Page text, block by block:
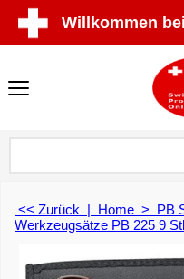
Willkommen
<< Zurück | Home > PB
Werkzeugsätze PB 225 9